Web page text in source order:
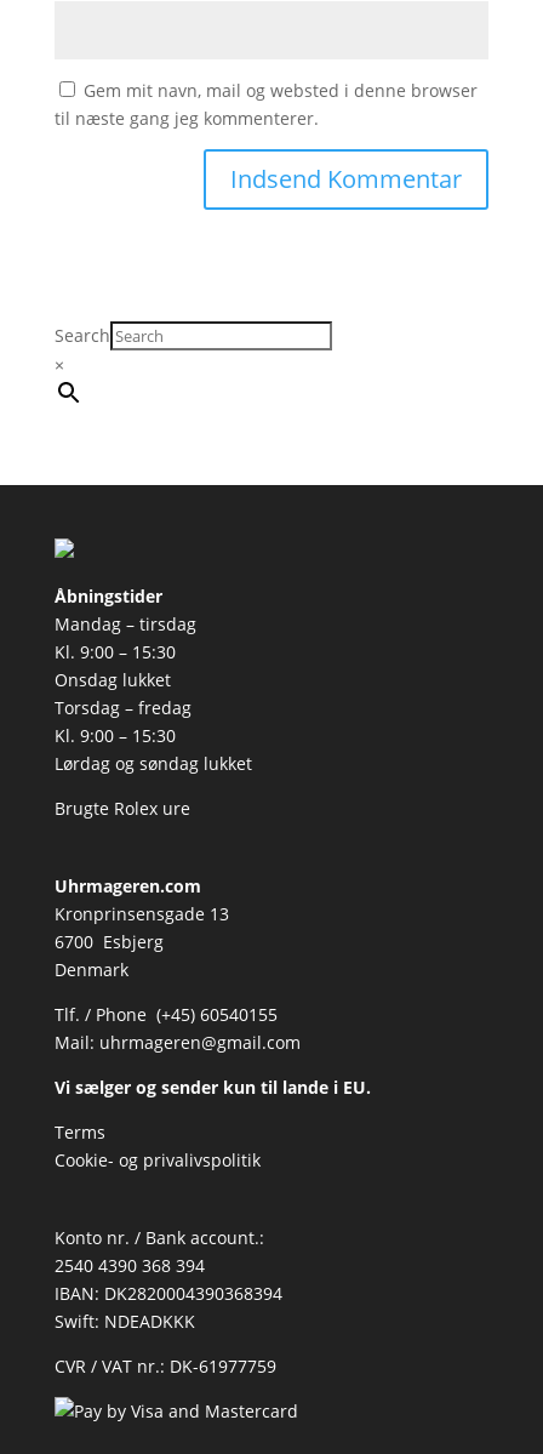
Gem mit navn, mail og websted i denne browser
til næste gang jeg kommenterer.
Search
×
Åbningstider
Mandag – tirsdag
Kl. 9:00 – 15:30
Onsdag lukket
Torsdag – fredag
Kl. 9:00 – 15:30
Lørdag og søndag lukket
Brugte Rolex ure
Uhrmageren.com
Kronprinsensgade 13
6700 Esbjerg
Denmark
Tlf. / Phone (+45) 60540155
Mail: uhrmageren@gmail.com
Vi sælger og sender kun til lande i EU.
Terms
Cookie- og privalivspolitik
Konto nr. / Bank account.:
2540 4390 368 394
IBAN: DK2820004390368394
Swift: NDEADKKK
CVR / VAT nr.: DK-61977759